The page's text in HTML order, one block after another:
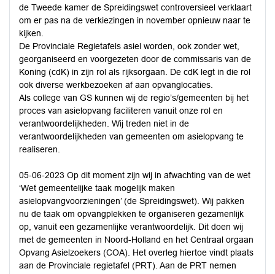
de Tweede kamer de Spreidingswet controversieel verklaart
om er pas na de verkiezingen in november opnieuw naar te
kijken.
De Provinciale Regietafels asiel worden, ook zonder wet,
georganiseerd en voorgezeten door de commissaris van de
Koning (cdK) in zijn rol als rijksorgaan. De cdK legt in die rol
ook diverse werkbezoeken af aan opvanglocaties.
Als college van GS kunnen wij de regio’s/gemeenten bij het
proces van asielopvang faciliteren vanuit onze rol en
verantwoordelijkheden. Wij treden niet in de
verantwoordelijkheden van gemeenten om asielopvang te
realiseren.
05-06-2023 Op dit moment zijn wij in afwachting van de wet
‘Wet gemeentelijke taak mogelijk maken
asielopvangvoorzieningen’ (de Spreidingswet). Wij pakken
nu de taak om opvangplekken te organiseren gezamenlijk
op, vanuit een gezamenlijke verantwoordelijk. Dit doen wij
met de gemeenten in Noord-Holland en het Centraal orgaan
Opvang Asielzoekers (COA). Het overleg hiertoe vindt plaats
aan de Provinciale regietafel (PRT). Aan de PRT nemen